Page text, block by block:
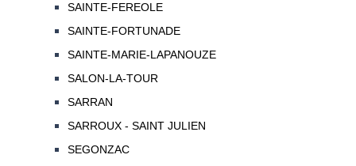
SAINTE-FEREOLE
SAINTE-FORTUNADE
SAINTE-MARIE-LAPANOUZE
SALON-LA-TOUR
SARRAN
SARROUX - SAINT JULIEN
SEGONZAC